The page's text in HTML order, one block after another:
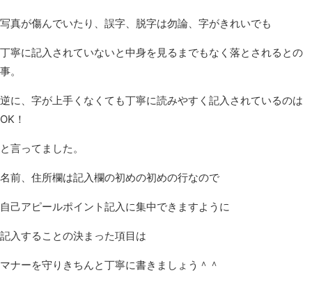
写真が傷んでいたり、誤字、脱字は勿論、字がきれいでも
丁寧に記入されていないと中身を見るまでもなく落とされるとの
事。
逆に、字が上手くなくても丁寧に読みやすく記入されているのは
OK！
と言ってました。
名前、住所欄は記入欄の初めの初めの行なので
自己アピールポイント記入に集中できますように
記入することの決まった項目は
マナーを守りきちんと丁寧に書きましょう＾＾